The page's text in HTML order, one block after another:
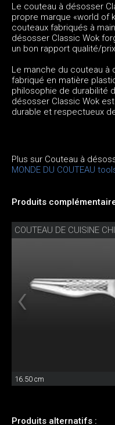
Le couteau à désosser
propre marque «world of
couteaux fabriqués à
désosser Classic Wok
un bon rapport qualité/
Le manche du couteau à
fabriqué en matière
philosophie de durabilité
désosser Classic Wok
durable et respectueux
Plus sur Couteau à
MONDE DU COUTEAU
Produits
COUTEAU DE CUISINE
16.50 cm
Produits alternatifs :